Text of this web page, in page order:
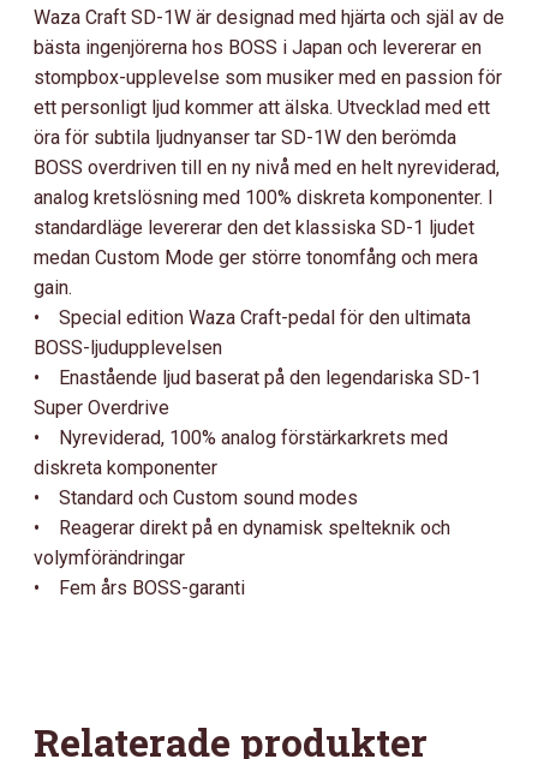
Waza Craft SD-1W är designad med hjärta och själ av de
bästa ingenjörerna hos BOSS i Japan och levererar en
stompbox-upplevelse som musiker med en passion för
ett personligt ljud kommer att älska. Utvecklad med ett
öra för subtila ljudnyanser tar SD-1W den berömda
BOSS overdriven till en ny nivå med en helt nyreviderad,
analog kretslösning med 100% diskreta komponenter. I
standardläge levererar den det klassiska SD-1 ljudet
medan Custom Mode ger större tonomfång och mera
gain.
• Special edition Waza Craft-pedal för den ultimata
BOSS-ljudupplevelsen
• Enastående ljud baserat på den legendariska SD-1
Super Overdrive
• Nyreviderad, 100% analog förstärkarkrets med
diskreta komponenter
• Standard och Custom sound modes
• Reagerar direkt på en dynamisk spelteknik och
volymförändringar
• Fem års BOSS-garanti
Relaterade produkter